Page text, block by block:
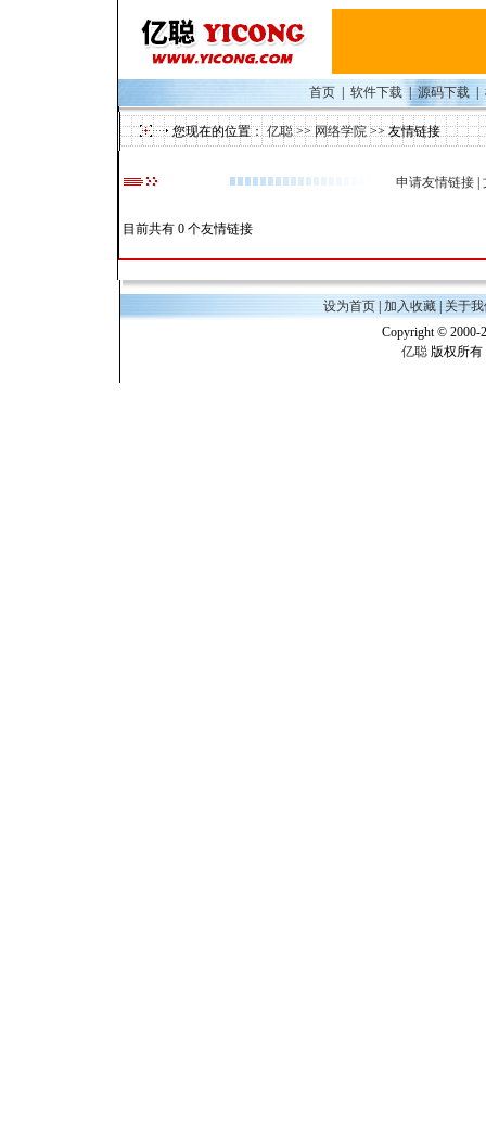
首页 软件下载 |源码下载
您现在的位置：亿聪>>网络学院>> 友情链接
申请友情链接
目前共有 0 个友情链接
设为首页 加入收藏
关于
Copyright © 2000-
亿聪 版权所有